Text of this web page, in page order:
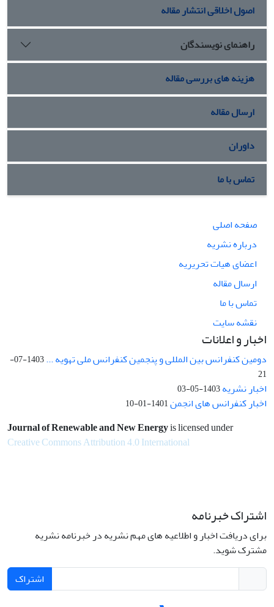
اصول اخلاقی انتشار مقاله
راهنمای نویسندگان
هزینه های بررسی مقاله
ارسال مقاله
داوران
تماس با ما
صفحه اصلی
درباره نشریه
اعضای هیات تحریریه
ارسال مقاله
تماس با ما
نقشه سایت
اخبار و اعلانات
دومین کنفرانس بین المللی و پنجمین کنفرانس ملی تهویه ...
1403-07-
21
اخبار نشریه1403-05-03
اخبار کنفرانس های انجمن1401-01-10
Journal of Renewable and New Energyis licensed under
Creative Commons Attribution 4.0 International
اشتراک خبرنامه
برای دریافت اخبار و اطلاعیه های مهم نشریه در خبرنامه نشریه
مشترک شوید.
اشتراک